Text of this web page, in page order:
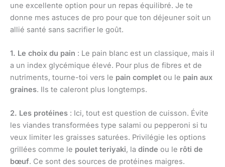
une excellente option pour un repas équilibré. Je te
donne mes astuces de pro pour que ton déjeuner soit un
allié santé sans sacrifier le goût.
1. Le choix du pain : Le pain blanc est un classique, mais il
a un index glycémique élevé. Pour plus de fibres et de
nutriments, tourne-toi vers le pain complet ou le pain aux
graines. Ils te caleront plus longtemps.
2. Les protéines : Ici, tout est question de cuisson. Évite
les viandes transformées type salami ou pepperoni si tu
veux limiter les graisses saturées. Privilégie les options
grillées comme le poulet teriyaki, la dinde ou le rôti de
bœuf. Ce sont des sources de protéines maigres.